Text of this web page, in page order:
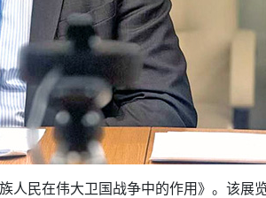
人民在伟大卫国战争中的作用》。该展